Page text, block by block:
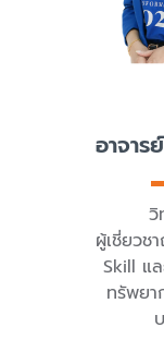
อาจา
วิ
ผู้เชี่ยว
Skill แ
ทรัพยา